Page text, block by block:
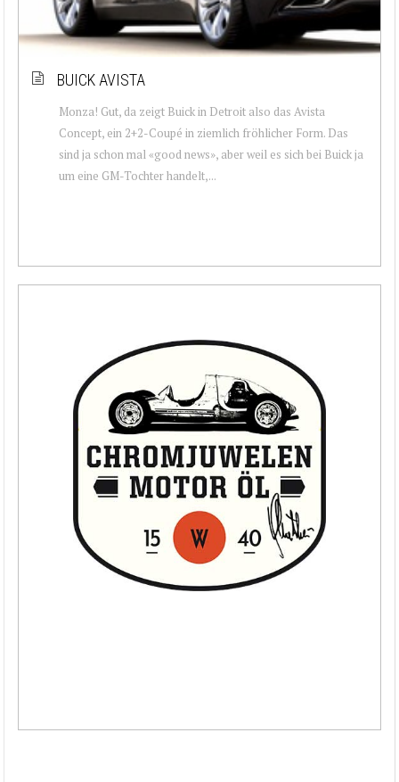
BUICK AVISTA
Monza! Gut, da zeigt Buick in Detroit also das Avista
Concept, ein 2+2-Coupé in ziemlich fröhlicher Form. Das
sind ja schon mal «good news», aber weil es sich bei Buick ja
um eine GM-Tochter handelt,...